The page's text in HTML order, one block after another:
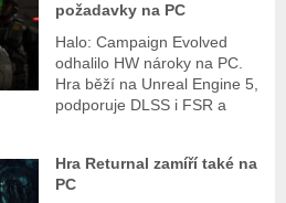
požadavky na PC
Halo: Campaign Evolved
odhalilo HW nároky na PC.
Hra běží na Unreal Engine 5,
podporuje DLSS i FSR a
Hra Returnal zamíří také na
PC